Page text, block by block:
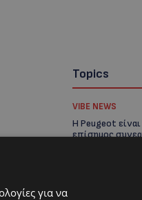
Topics
VIBE NEWS
Η Peugeot είναι
επίσημος
για να